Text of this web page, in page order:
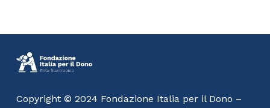
Copyright © 2024 Fondazione Italia per il Dono –